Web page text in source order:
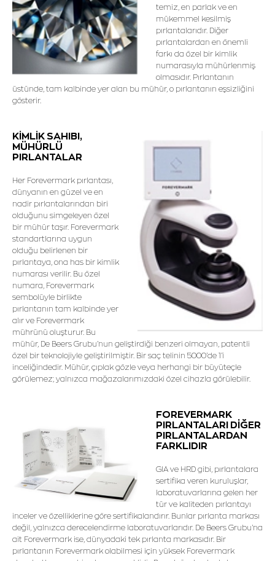
temiz, en parlak ve en
mükemmel kesilmiş
pırlantalarıdır. Diğer
pırlantalardan en önemli
farkı da özel bir kimlik
numarasıyla mühürlenmiş
olmasıdır. Pırlantanın
üstünde, tam kalbinde yer alan bu mühür, o pırlantanın eşsizliğini
gösterir.
KİMLİK SAHIBI,
MÜHÜRLÜ
PIRLANTALAR
Her Forevermark pırlantası,
dünyanın en güzel ve en
nadir pırlantalarından biri
olduğunu simgeleyen özel
bir mühür taşır. Forevermark
standartlarına uygun
olduğu belirlenen bir
pırlantaya, ona has bir kimlik
numarası verilir. Bu özel
numara, Forevermark
sembolüyle birlikte
pırlantanın tam kalbinde yer
alır ve Forevermark
mührünü oluşturur. Bu
mühür, De Beers Grubu’nun geliştirdiği benzeri olmayan, patentli
özel bir teknolojiyle geliştirilmiştir. Bir saç telinin 5000’de 1’i
inceliğindedir. Mühür, çıplak gözle veya herhangi bir büyüteçle
görülemez; yalnızca mağazalarımızdaki özel cihazla görülebilir.
FOREVERMARK
PIRLANTALARI DİĞER
PIRLANTALARDAN
FARKLIDIR
GIA ve HRD gibi, pırlantalara
sertifika veren kuruluşlar,
laboratuvarlarına gelen her
tür ve kaliteden pırlantayı
inceler ve özelliklerine göre sertifikalandırır. Bunlar pırlanta markası
değil, yalnızca derecelendirme laboratuvarlarıdır. De Beers Grubu'na
ait Forevermark ise, dünyadaki tek pırlanta markasıdır. Bir
pırlantanın Forevermark olabilmesi için yüksek Forevermark